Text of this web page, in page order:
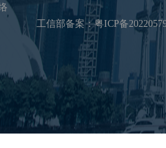
工信部备案：粤ICP备